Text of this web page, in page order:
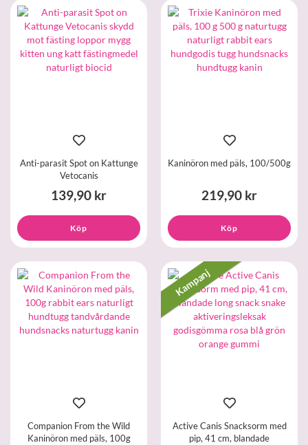
Anti-parasit Spot on Kattunge
Vetocanis
139,90 kr
Köp
Kaninöron med päls, 100/500g
219,90 kr
Köp
Companion From the Wild
Kaninöron med päls, 100g
Kampanj
Active Canis Snacksorm med
pip, 41 cm, blandade